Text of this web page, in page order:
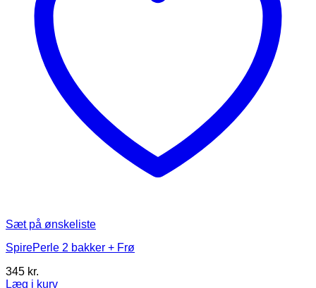
Sæt på ønskeliste
SpirePerle 2 bakker + Frø
345 kr.
Læg i kurv